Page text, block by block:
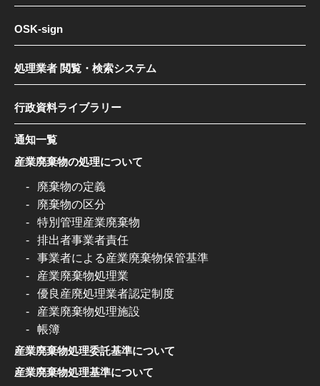
OSK-sign
処理業者 閲覧・検索システム
行政資料ライブラリー
通知一覧
産業廃棄物の処理について
廃棄物の定義
廃棄物の区分
特別管理産業廃棄物
排出者事業者責任
事業者による産業廃棄物保管基準
産業廃棄物処理業
優良産廃処理業者認定制度
産業廃棄物処理施設
帳簿
産業廃棄物処理委託基準について
産業廃棄物処理基準について